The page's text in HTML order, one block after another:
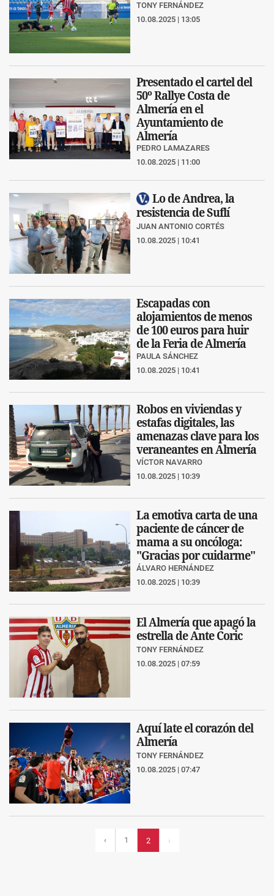
TONY FERNÁNDEZ
10.08.2025 | 13:05
Presentado el cartel del
50º Rallye Costa de
Almería en el
Ayuntamiento de
Almería
PEDRO LAMAZARES
10.08.2025 | 11:00
Lo de Andrea, la
resistencia de Suflí
JUAN ANTONIO CORTÉS
10.08.2025 | 10:41
Escapadas con
alojamientos de menos
de 100 euros para huir
de la Feria de Almería
PAULA SÁNCHEZ
10.08.2025 | 10:41
Robos en viviendas y
estafas digitales, las
amenazas clave para los
veraneantes en Almería
VÍCTOR NAVARRO
10.08.2025 | 10:39
La emotiva carta de una
paciente de cáncer de
mama a su oncóloga:
"Gracias por cuidarme"
ÁLVARO HERNÁNDEZ
10.08.2025 | 10:39
El Almería que apagó la
estrella de Ante Coric
TONY FERNÁNDEZ
10.08.2025 | 07:59
Aquí late el corazón del
Almería
TONY FERNÁNDEZ
10.08.2025 | 07:47
‹ 1 2 ›